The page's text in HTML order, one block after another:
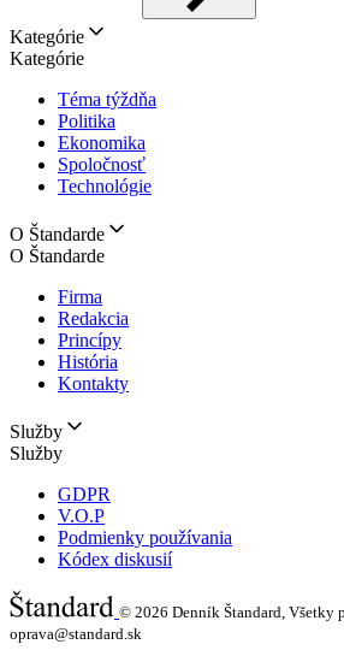
Kategórie
Kategórie
Téma týždňa
Politika
Ekonomika
Spoločnosť
Technológie
O Štandarde
O Štandarde
Firma
Redakcia
Princípy
História
Kontakty
Služby
Služby
GDPR
V.O.P
Podmienky používania
Kódex diskusií
© 2026 Denník Štandard, Všetky
oprava@standard.sk